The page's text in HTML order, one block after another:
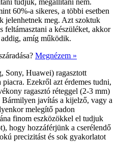
60%-a sikeres, a többi esetben
jelenhetnek meg. Azt szoktuk
feltámasztani a készüléket, akkor
amíg működik.
Megnézem »
Sony, Huawei) ragasztott
Ezekről azt érdemes tudni,
ragasztó réteggel (2-3 mm)
javítás a kijelző, vagy a
melegítő padon
finom eszközökkel el tudjuk
hogy hozzáférjünk a cserélendő
precizitást és sok gyakorlatot